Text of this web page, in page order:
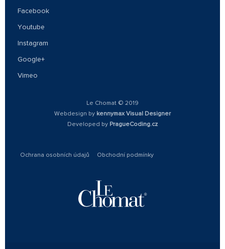
Facebook
Youtube
Instagram
Google+
Vimeo
Le Chomat © 2019
Webdesign by kennymax Visual Designer
Developed by PragueCoding.cz
Ochrana osobních údajů Obchodní podmínky